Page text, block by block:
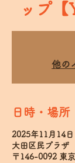
ップ【
他の
日時・場所
2025年11月14
大田区民プラザ
〒146-0092 東